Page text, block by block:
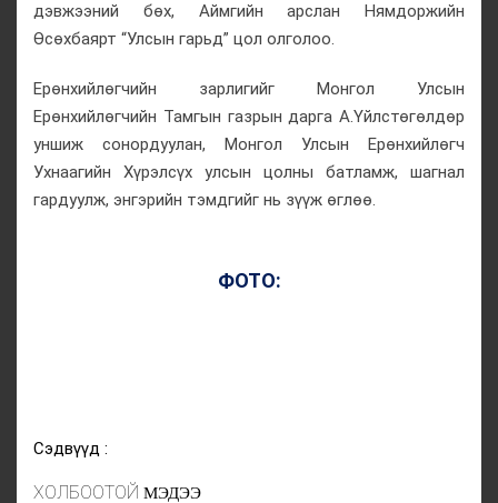
дэвжээний бөх, Аймгийн арслан Нямдоржийн
Өсөхбаярт “Улсын гарьд” цол олголоо.
Ерөнхийлөгчийн зарлигийг Монгол Улсын
Ерөнхийлөгчийн Тамгын газрын дарга А.Үйлстөгөлдөр
уншиж сонордуулан, Монгол Улсын Ерөнхийлөгч
Ухнаагийн Хүрэлсүх улсын цолны батламж, шагнал
гардуулж, энгэрийн тэмдгийг нь зүүж өглөө.
ФОТО:
Сэдвүүд :
ХОЛБООТОЙ МЭДЭЭ